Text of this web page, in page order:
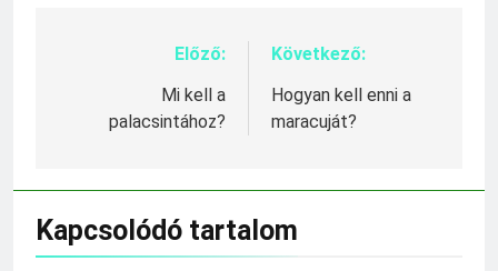
Bejegyzés
navigáció
Előző:
Mi kell a
palacsintához?
Következő:
Hogyan kell enni a
maracuját?
Kapcsolódó tartalom